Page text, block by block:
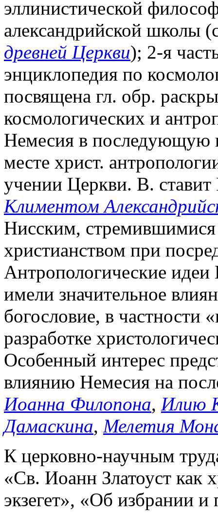
эллинистической
александрийской школы
древней Церкви); 2-я
энциклопедия по
посвящена гл. обр.
космологических и
Немесия в последующую
месте христ.
учении Церкви. В.
Климентом
Нисским,
христианством при
Антропологические
имели значительное
богословие, в частности
разработке
Особенный интерес
влиянию Немесия на
Иоанна Филопона, Илию
Дамаскина, Мелетия
К церковно-научным
«Св. Иоанн Златоуст как
экзегет», «Об избрании